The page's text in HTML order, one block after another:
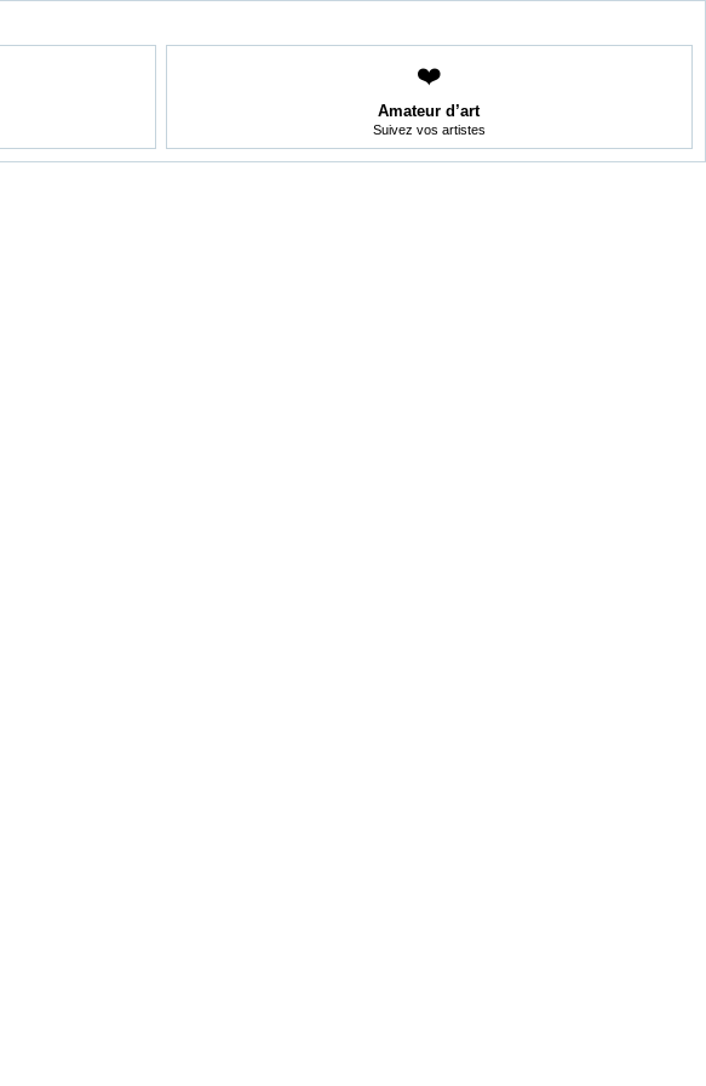
❤️
Amateur d’art
Suivez vos artistes